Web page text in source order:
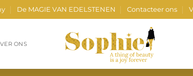
De MAGIE VAN EDELSTENEN Contacteer ons
ONS